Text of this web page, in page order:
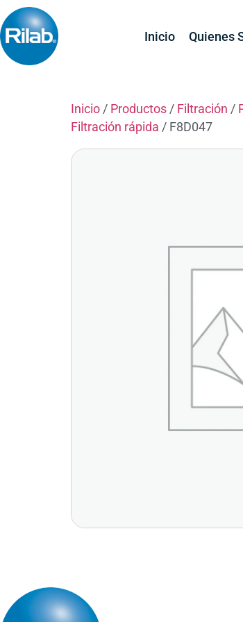
Inicio Quienes
Inicio / Productos / Filtración /
Filtración rápida / F8D047